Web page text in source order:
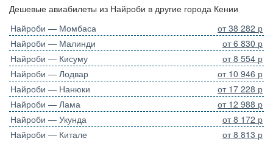
Дешевые авиабилеты из Найроби в другие города Кении
Найроби — Момбаса
от 38 282 р
Найроби — Малинди
от 6 830 р
Найроби — Кисуму
от 8 554 р
Найроби — Лодвар
от 10 946 р
Найроби — Нанюки
от 17 228 р
Найроби — Лама
от 12 988 р
Найроби — Укунда
от 8 172 р
Найроби — Китале
от 8 813 р